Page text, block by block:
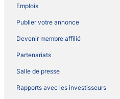
Emplois
Publier votre annonce
Devenir membre affilié
Partenariats
Salle de presse
Rapports avec les investisseurs